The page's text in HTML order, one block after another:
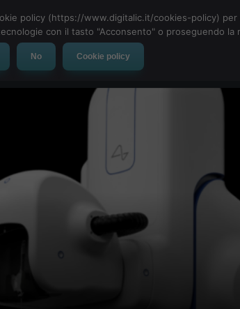
App Automotive Tech-News
policy (https://www.digitalic.it/cookies-policy)
con il tasto "Acconsento" o proseguendo la
No Cookie policy